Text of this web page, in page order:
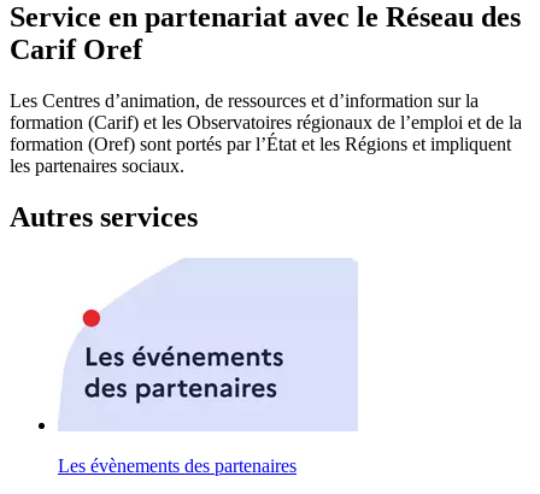
Service en partenariat avec le Réseau des
Carif Oref
Les Centres d’animation, de ressources et d’information sur la
formation (Carif) et les Observatoires régionaux de l’emploi et de la
formation (Oref) sont portés par l’État et les Régions et impliquent
les partenaires sociaux.
Autres services
Les évènements des partenaires